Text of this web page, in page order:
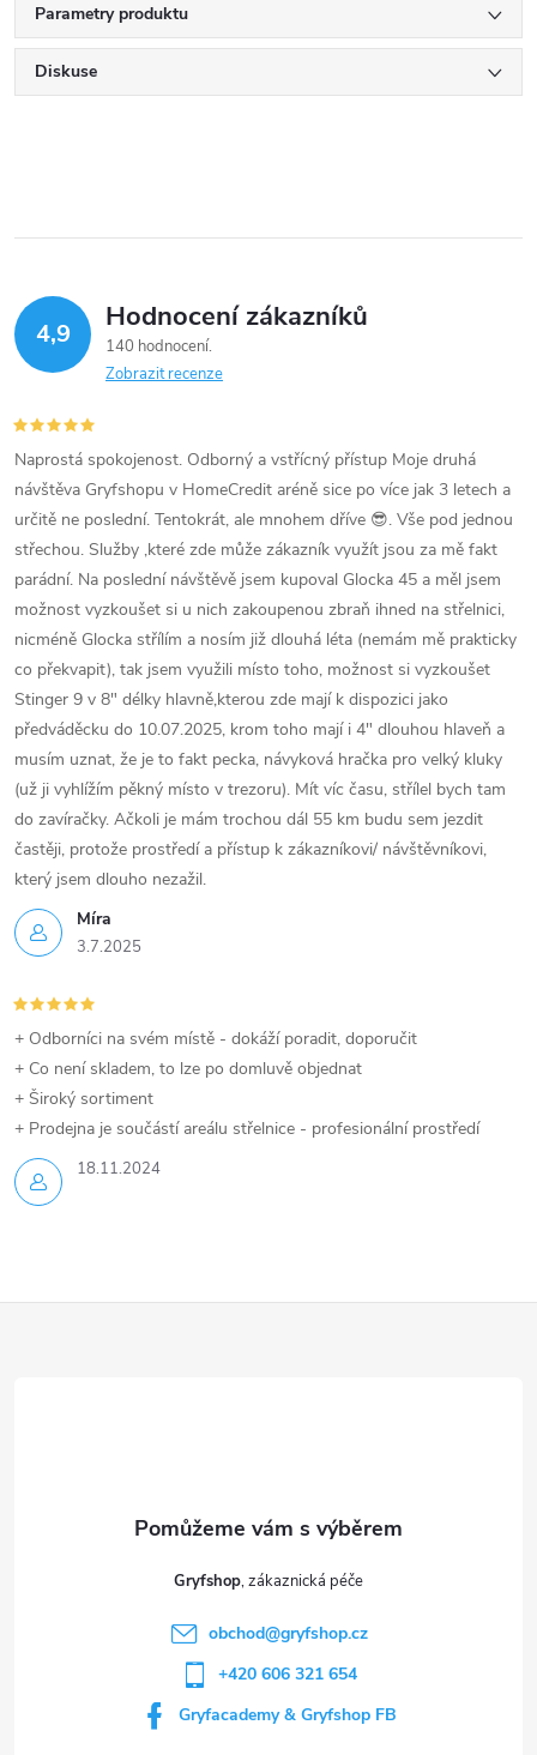
Parametry produktu
Diskuse
4,9 Hodnocení zákazníků
140 hodnocení
Zobrazit recenze
Míra
3.7.2025
Naprostá spokojenost. Odborný a vstřícný přístup Moje druhá
návštěva Gryfshopu v HomeCredit aréně sice po více jak 3 letech a
určitě ne poslední. Tentokrát, ale mnohem dříve 😎. Vše pod jednou
střechou. Služby ,které zde může zákazník využít jsou za mě fakt
parádní. Na poslední návštěvě jsem kupoval Glocka 45 a měl jsem
možnost vyzkoušet si u nich zakoupenou zbraň ihned na střelnici,
nicméně Glocka střílím a nosím již dlouhá léta (nemám mě prakticky
co překvapit), tak jsem využili místo toho, možnost si vyzkoušet
Stinger 9 v 8" délky hlavně,kterou zde mají k dispozici jako
předváděcku do 10.07.2025, krom toho mají i 4" dlouhou hlaveň a
musím uznat, že je to fakt pecka, návyková hračka pro velký kluky
(už ji vyhlížím pěkný místo v trezoru). Mít víc času, střílel bych tam
do zavíračky. Ačkoli je mám trochou dál 55 km budu sem jezdit
častěji, protože prostředí a přístup k zákazníkovi/ návštěvníkovi,
který jsem dlouho nezažil.
18.11.2024
+ Odborníci na svém místě - dokáží poradit, doporučit
+ Co není skladem, to lze po domluvě objednat
+ Široký sortiment
+ Prodejna je součástí areálu střelnice - profesionální prostředí
Gryfshop
obchod@gryfshop.cz
+420 606 321 654
Gryfacademy & Gryfshop FB